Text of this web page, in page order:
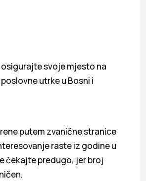
osigurajte svoje mjesto na
utrke u Bosni i
putem zvanične stranice
raste iz godine u
čekajte predugo, jer broj